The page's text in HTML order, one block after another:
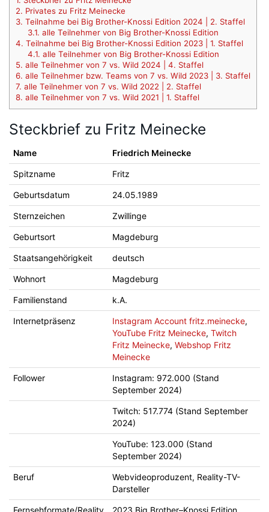
2. Privates zu Fritz Meinecke
3. Teilnahme bei Big Brother-Knossi Edition 2024 | 2. Staffel
3.1. alle Teilnehmer von Big Brother-Knossi Edition
4. Teilnahme bei Big Brother-Knossi Edition 2023 | 1. Staffel
4.1. alle Teilnehmer von Big Brother-Knossi Edition
5. alle Teilnehmer von 7 vs. Wild 2024 | 4. Staffel
6. alle Teilnehmer bzw. Teams von 7 vs. Wild 2023 | 3. Staffel
7. alle Teilnehmer von 7 vs. Wild 2022 | 2. Staffel
8. alle Teilnehmer von 7 vs. Wild 2021 | 1. Staffel
Steckbrief zu Fritz Meinecke
Name Friedrich Meinecke
Spitzname Fritz
Geburtsdatum 24.05.1989
Sternzeichen Zwillinge
Geburtsort Magdeburg
Staatsangehörigkeit deutsch
Wohnort Magdeburg
Familienstand k.A.
Internetpräsenz Instagram Account fritz.meinecke,
YouTube Fritz Meinecke, Twitch
Fritz Meinecke, Webshop Fritz
Meinecke
Follower
Instagram: 972.000 (Stand
September 2024)
Twitch: 517.774 (Stand September
2024)
YouTube: 123.000 (Stand
September 2024)
Beruf
Webvideoproduzent, Reality-TV-
Darsteller
Fernsehformate/Reality
2023 Big Brother–Knossi Edition